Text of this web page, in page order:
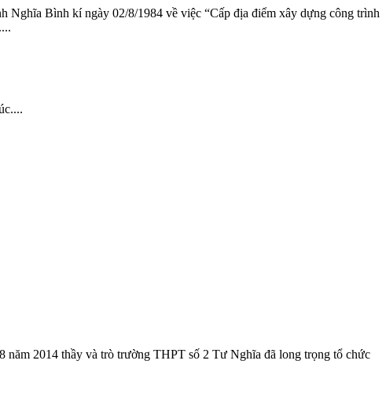
Bình kí ngày 02/8/1984 về việc “Cấp địa điểm xây dựng công trình
năm 2014 thầy và trò trường THPT số 2 Tư Nghĩa đã long trọng tổ chức